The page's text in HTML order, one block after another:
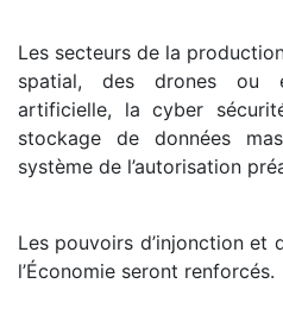
Les secteurs de la
spatial, des drones ou
artificielle, la cyber
stockage de données
système de l’autorisation
Les pouvoirs d’injonction et
l’Économie seront renforcés.